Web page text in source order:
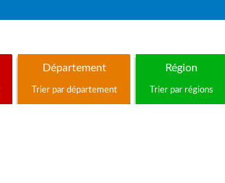
Département
Trier par département
Région
Trier par régions